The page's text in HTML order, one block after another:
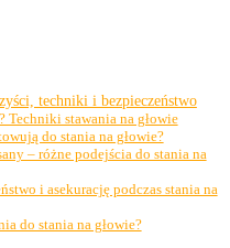
techniki i bezpieczeństwo
Techniki stawania na głowie
do stania na głowie?
– różne podejścia do stania na
i asekurację podczas stania na
do stania na głowie?